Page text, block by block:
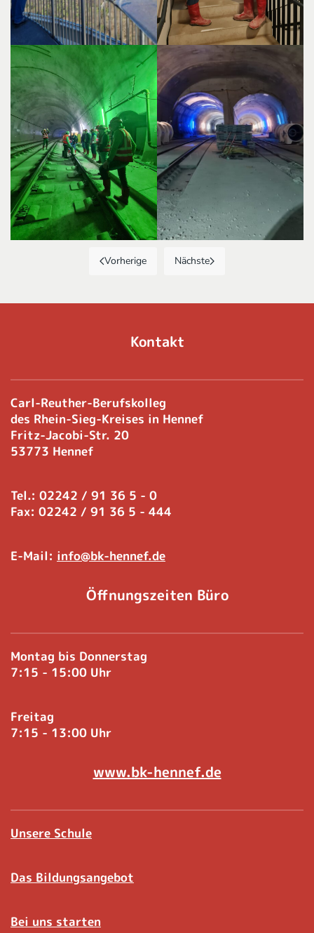
Vorherige Nächste
Kontakt
Carl-Reuther-Berufskolleg
des Rhein-Sieg-Kreises in Hennef
Fritz-Jacobi-Str. 20
53773 Hennef
Tel.: 02242 / 91 36 5 - 0
Fax: 02242 / 91 36 5 - 444
E-Mail: info@bk-hennef.de
Öffnungszeiten Büro
Montag bis Donnerstag
7:15 - 15:00 Uhr
Freitag
7:15 - 13:00 Uhr
www.bk-hennef.de
Unsere Schule
Das Bildungsangebot
Bei uns starten